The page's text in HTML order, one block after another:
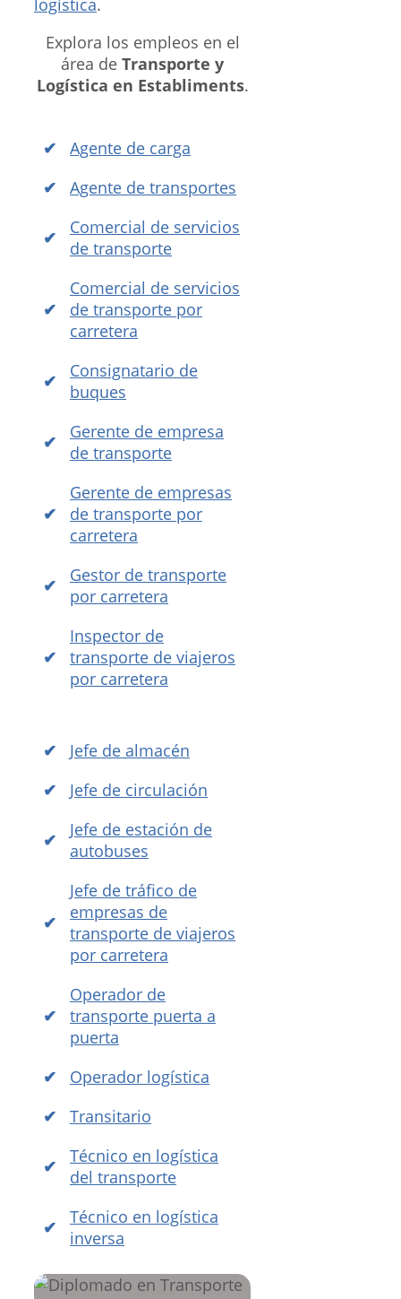
logística.
Explora los empleos en el
área deTransporte y
Logística en Establiments.
Agente de carga
Agente de transportes
Comercial de servicios
de transporte
Comercial de servicios
de transporte por
carretera
Consignatario de
buques
Gerente de empresa
de transporte
Gerente de empresas
de transporte por
carretera
Gestor de transporte
por carretera
Inspector de
transporte de viajeros
por carretera
Jefe de almacén
Jefe de circulación
Jefe de estación de
autobuses
Jefe de tráfico de
empresas de
transporte de viajeros
por carretera
Operador de
transporte puerta a
puerta
Operador logística
Transitario
Técnico en logística
del transporte
Técnico en logística
inversa